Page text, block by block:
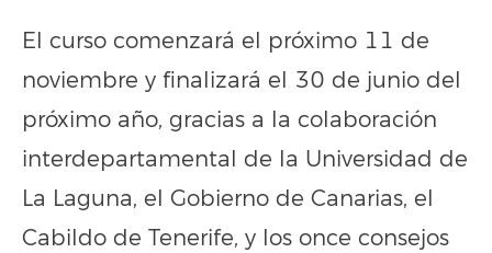
El curso comenzará el próximo 11 de
noviembre y finalizará el 30 de junio del
próximo año, gracias a la colaboración
interdepartamental de la Universidad de
La Laguna, el Gobierno de Canarias, el
Cabildo de Tenerife, y los once consejos